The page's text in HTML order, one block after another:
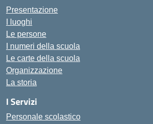
Presentazione
I luoghi
Le persone
I numeri della scuola
Le carte della scuola
Organizzazione
La storia
I Servizi
Personale scolastico